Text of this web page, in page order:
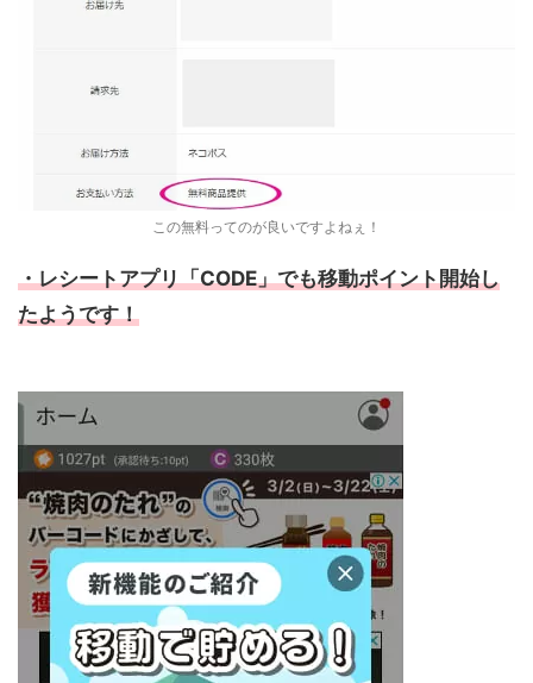
この無料ってのが良いですよねぇ！
・レシートアプリ「CODE」でも移動ポイント開始し
たようです！